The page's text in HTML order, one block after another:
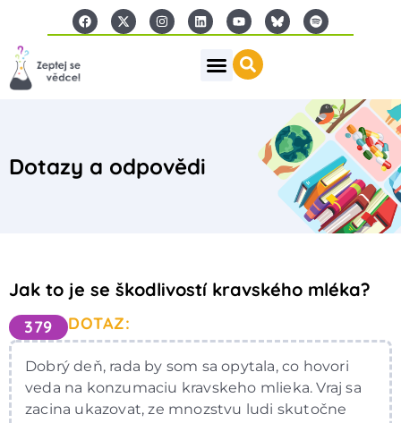
Dotazy a odpovědi
Jak to je se škodlivostí kravského mléka?
379 DOTAZ:
Dobrý deň, rada by som sa opytala, co hovori
veda na konzumaciu kravskeho mlieka. Vraj sa
zacina ukazovat, ze mnozstvu ludi skutočne